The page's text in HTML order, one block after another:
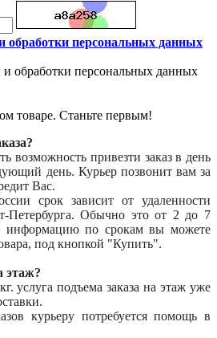
обработки персональных данных
и обработки персональных данных
товаре. Станьте первым!
возможность привезти заказ в день
день. Курьер позвонит вам за
Вас.
срок зависит от удаленности
Петербурга. Обычно это от 2 до 7
информацию по срокам вы можете
под кнопкой "Купить".
этаж?
услуга подъема заказа на этаж уже
курьеру потребуется помощь в